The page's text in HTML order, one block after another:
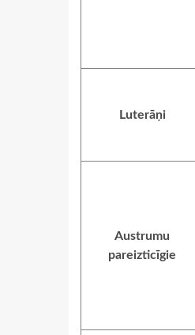
Luterāņi
Austrumu
pareizticīgie